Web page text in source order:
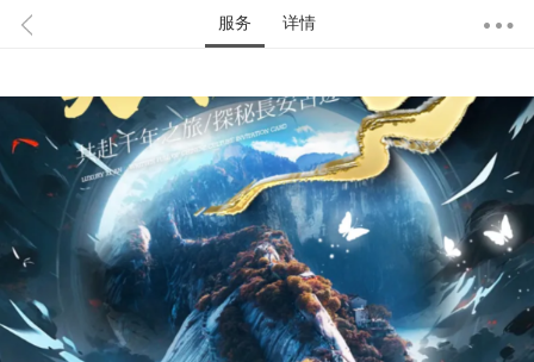
服务 详情